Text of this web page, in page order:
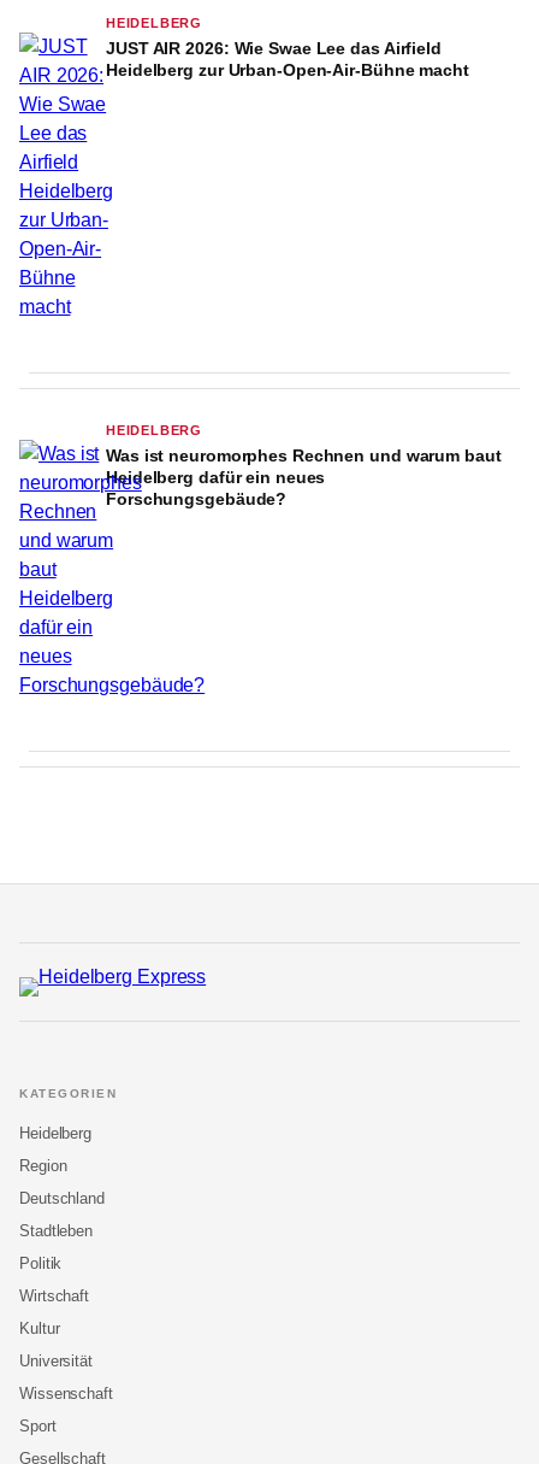
HEIDELBERG
JUST AIR 2026: Wie Swae Lee das Airfield
Heidelberg zur Urban-Open-Air-Bühne macht
HEIDELBERG
Was ist neuromorphes Rechnen und warum baut
Heidelberg dafür ein neues
Forschungsgebäude?
KATEGORIEN
Heidelberg
Region
Deutschland
Stadtleben
Politik
Wirtschaft
Kultur
Universität
Wissenschaft
Sport
Gesellschaft